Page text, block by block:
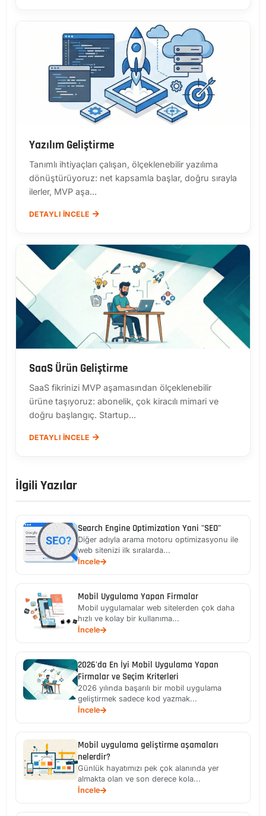
Yazılım Geliştirme
Tanımlı ihtiyaçları çalışan, ölçeklenebilir yazılıma
dönüştürüyoruz: net kapsamla başlar, doğru sırayla
ilerler, MVP aşa...
DETAYLI İNCELE
SaaS Ürün Geliştirme
SaaS fikrinizi MVP aşamasından ölçeklenebilir
ürüne taşıyoruz: abonelik, çok kiracılı mimari ve
doğru başlangıç. Startup...
DETAYLI İNCELE
İlgili Yazılar
Search Engine Optimization Yani "SEO"
Diğer adıyla arama motoru optimizasyonu ile
web sitenizi ilk sıralarda...
İncele
Mobil Uygulama Yapan Firmalar
Mobil uygulamalar web sitelerden çok daha
hızlı ve kolay bir kullanıma...
İncele
2026'da En İyi Mobil Uygulama Yapan
Firmalar ve Seçim Kriterleri
2026 yılında başarılı bir mobil uygulama
geliştirmek sadece kod yazmak...
İncele
Mobil uygulama geliştirme aşamaları
nelerdir?
Günlük hayatımızı pek çok alanında yer
almakta olan ve son derece kola...
İncele